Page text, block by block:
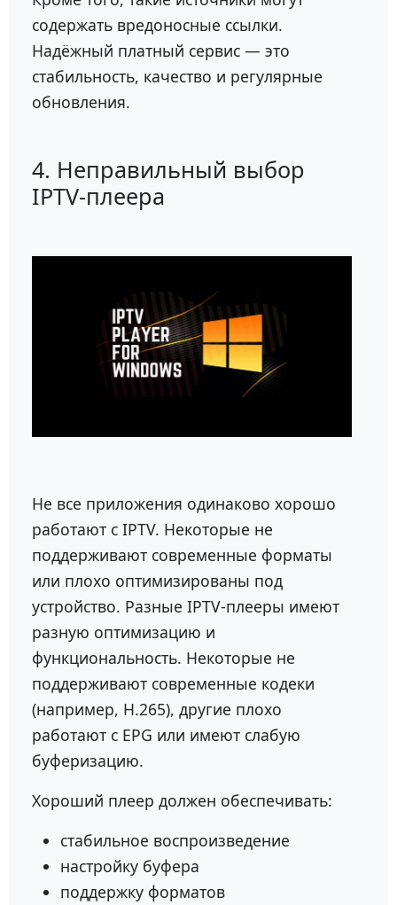
содержать вредоносные ссылки.
Надёжный платный сервис — это
стабильность, качество и регулярные
обновления.
4. Неправильный выбор
IPTV-плеера
Не все приложения одинаково хорошо
работают с IPTV. Некоторые не
поддерживают современные форматы
или плохо оптимизированы под
устройство. Разные IPTV-плееры имеют
разную оптимизацию и
функциональность. Некоторые не
поддерживают современные кодеки
(например, H.265), другие плохо
работают с EPG или имеют слабую
буферизацию.
Хороший плеер должен обеспечивать:
стабильное воспроизведение
настройку буфера
поддержку форматов